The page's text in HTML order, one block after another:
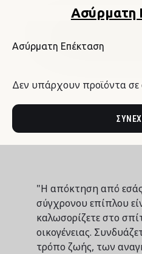
Ασύρματη
Ασύρματη Επέκταση
Δεν υπάρχουν προϊόντα σε
"Η απόκτηση από εσάς
σύγχρονου επίπλου
καλωσορίζετε στο
οικογένειας.
τρόπο ζωής, των